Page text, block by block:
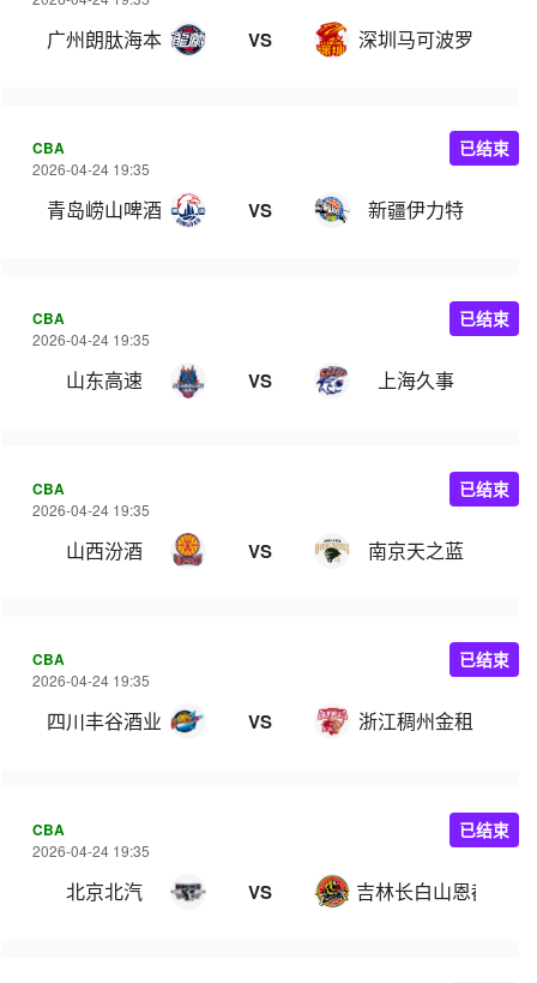
广州朗肽海本 VS 深圳马可波罗
CBA
2026-04-24 19:35
青岛崂山啤酒 VS 新疆伊力特
已结束
CBA
2026-04-24 19:35
山东高速 VS 上海久事
已结束
CBA
2026-04-24 19:35
山西汾酒 VS 南京天之蓝
已结束
CBA
2026-04-24 19:35
四川丰谷酒业 VS 浙江稠州金租
已结束
CBA
2026-04-24 19:35
北京北汽 VS 吉林长白山恩都里
已结束